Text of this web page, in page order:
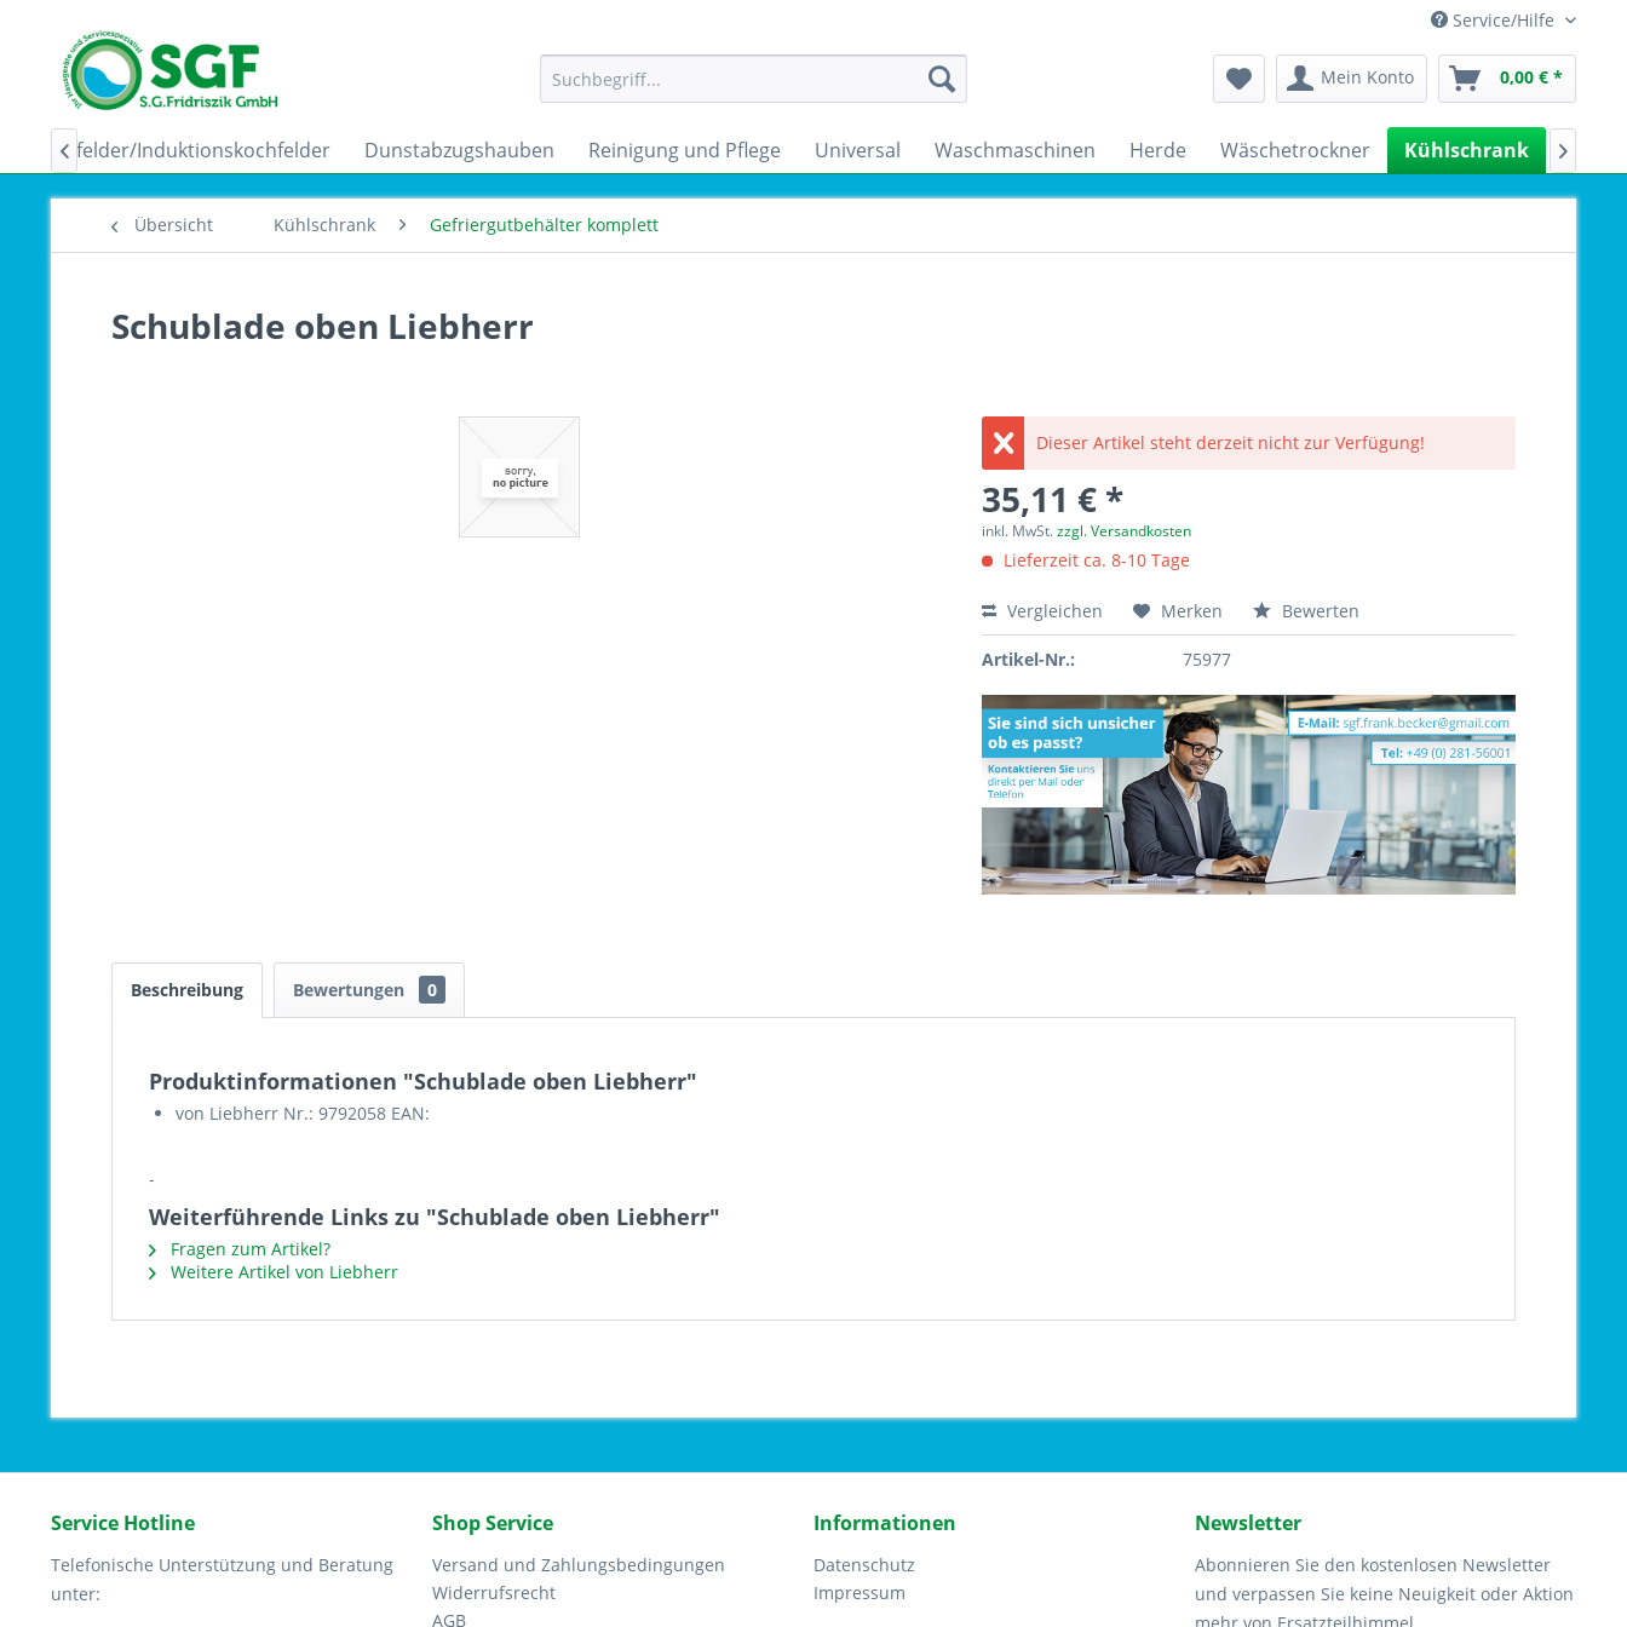
Service/Hilfe
Mein Konto 0,00 € *
Ceranfelder/Induktionskochfelder Dunstabzugshauben Reinigung und Pflege Universal Waschmaschinen Herde Wäschetrockner Kühlschrank
 
Übersicht Kühlschrank Gefriergutbehälter komplett
Schublade oben Liebherr
Dieser Artikel steht derzeit nicht zur Verfügung!
35,11 € *
inkl. MwSt.zzgl. Versandkosten
Lieferzeit ca. 8-10 Tage
Vergleichen Merken Bewerten
Artikel-Nr.: 75977
Beschreibung Bewertungen 0
Produktinformationen "Schublade oben Liebherr"
von Liebherr Nr.: 9792058 EAN:
-
Weiterführende Links zu "Schublade oben Liebherr"
Fragen zum Artikel?
Weitere Artikel von Liebherr
Service Hotline
Telefonische Unterstützung und Beratung
unter:
Shop Service
Versand und Zahlungsbedingungen
Widerrufsrecht
AGB
Informationen
Datenschutz
Impressum
Newsletter
Abonnieren Sie den kostenlosen Newsletter
und verpassen Sie keine Neuigkeit oder Aktion